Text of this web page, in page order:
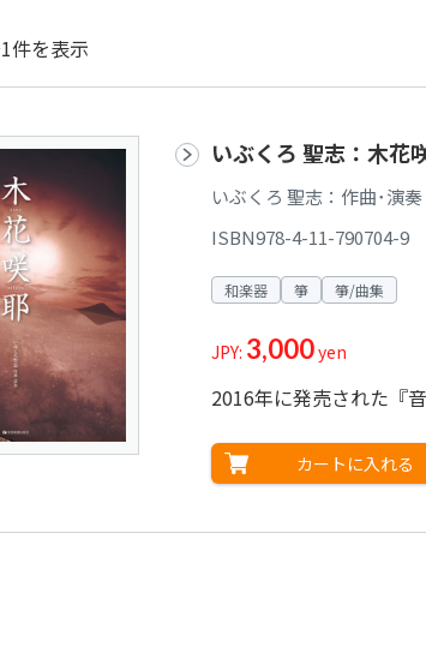
を表示
いぶくろ 聖志：木
いぶくろ 聖志：作曲･演奏
ISBN978-4-11-790704-9
和楽器 箏 箏/曲集
JPY: 3,000yen
2016年に発売された『
カートに入れる